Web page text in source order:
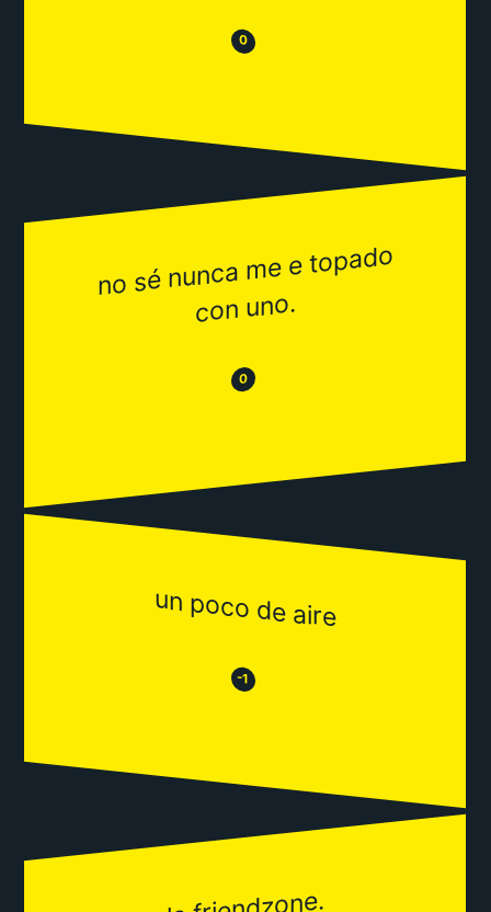
😒 0 😂
no sé nunca
me e topado
con uno.
😒 0 😂
un poco de aire
😒 -1 😂